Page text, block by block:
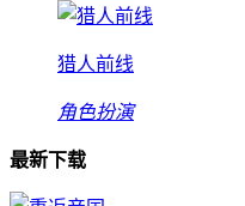
猎人前线
角色扮演
最新下载